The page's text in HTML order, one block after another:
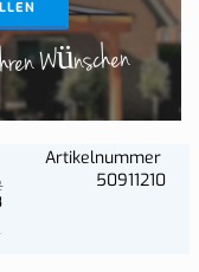
Wünschen
Artikelnummer
50911210